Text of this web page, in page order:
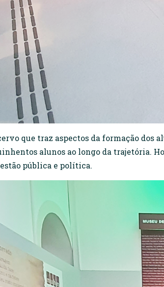
que traz aspectos da formação dos
alunos ao longo da trajetória.
pública e política.